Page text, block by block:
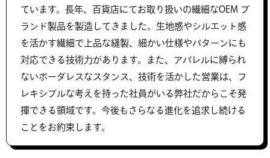
ています。長年、百貨店にてお取り扱いの繊細なOEM ブ
ランド製品を製造してきました。生地感やシルエット感
を活かす繊細で上品な縫製、細かい仕様やパターンにも
対応できる技術力があります。また、アパレルに縛られ
ないボーダレスなスタンス、技術を活かした営業は、フ
レキシブルな考えを持った社員がいる弊社だからこそ発
揮できる領域です。今後もさらなる進化を追求し続ける
ことをお約束します。